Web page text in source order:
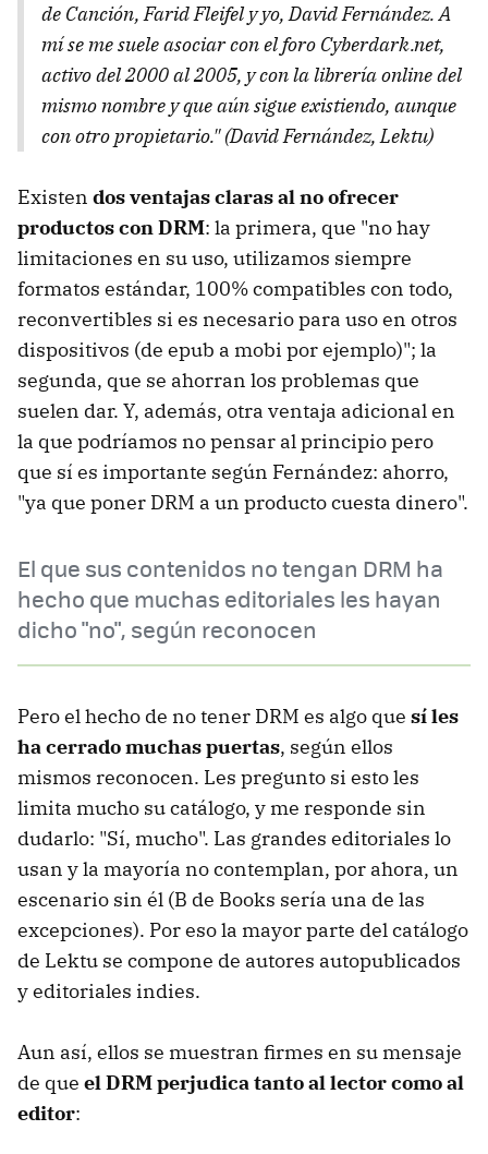
de Canción, Farid Fleifel y yo, David Fernández. A
mí se me suele asociar con el foro Cyberdark.net,
activo del 2000 al 2005, y con la librería online del
mismo nombre y que aún sigue existiendo, aunque
con otro propietario." (David Fernández, Lektu)
Existen dos ventajas claras al no ofrecer
productos con DRM: la primera, que "no hay
limitaciones en su uso, utilizamos siempre
formatos estándar, 100% compatibles con todo,
reconvertibles si es necesario para uso en otros
dispositivos (de epub a mobi por ejemplo)"; la
segunda, que se ahorran los problemas que
suelen dar. Y, además, otra ventaja adicional en
la que podríamos no pensar al principio pero
que sí es importante según Fernández: ahorro,
"ya que poner DRM a un producto cuesta dinero".
El que sus contenidos no tengan DRM ha
hecho que muchas editoriales les hayan
dicho "no", según reconocen
Pero el hecho de no tener DRM es algo que sí les
ha cerrado muchas puertas, según ellos
mismos reconocen. Les pregunto si esto les
limita mucho su catálogo, y me responde sin
dudarlo: "Sí, mucho". Las grandes editoriales lo
usan y la mayoría no contemplan, por ahora, un
escenario sin él (B de Books sería una de las
excepciones). Por eso la mayor parte del catálogo
de Lektu se compone de autores autopublicados
y editoriales indies.
Aun así, ellos se muestran firmes en su mensaje
de que el DRM perjudica tanto al lector como al
editor: